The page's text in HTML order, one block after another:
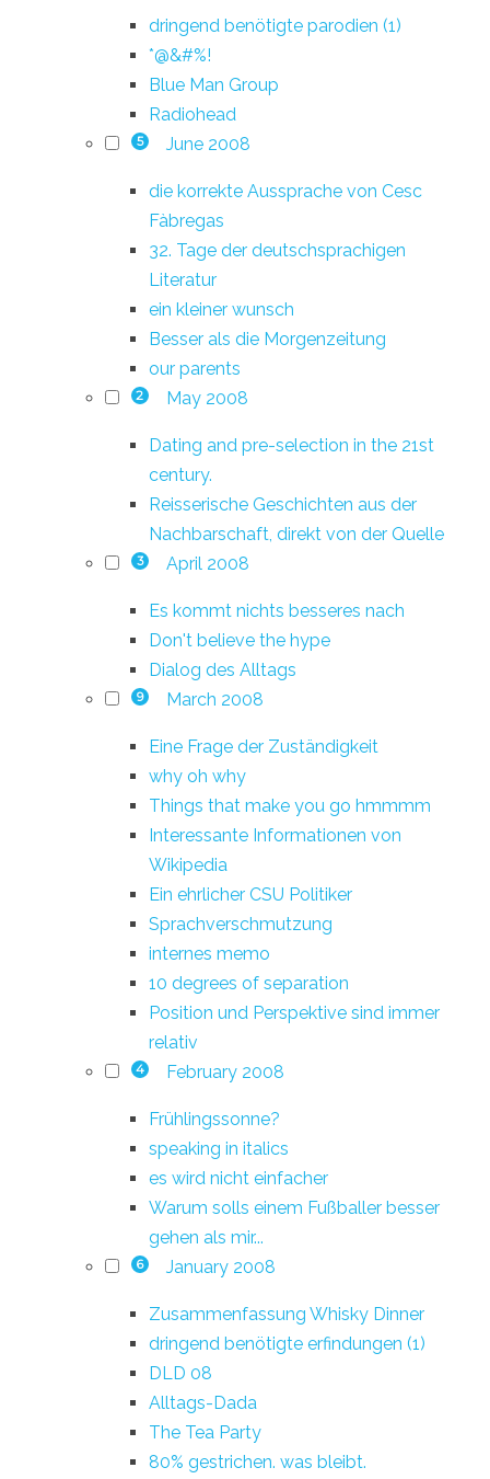
dringend benötigte parodien (1)
*@&#%!
Blue Man Group
Radiohead
5 June 2008
die korrekte Aussprache von Cesc
Fàbregas
32. Tage der deutschsprachigen
Literatur
ein kleiner wunsch
Besser als die Morgenzeitung
our parents
2 May 2008
Dating and pre-selection in the 21st
century.
Reisserische Geschichten aus der
Nachbarschaft, direkt von der Quelle
3 April 2008
Es kommt nichts besseres nach
Don't believe the hype
Dialog des Alltags
9 March 2008
Eine Frage der Zuständigkeit
why oh why
Things that make you go hmmmm
Interessante Informationen von
Wikipedia
Ein ehrlicher CSU Politiker
Sprachverschmutzung
internes memo
10 degrees of separation
Position und Perspektive sind immer
relativ
4 February 2008
Frühlingssonne?
speaking in italics
es wird nicht einfacher
Warum solls einem Fußballer besser
gehen als mir...
6 January 2008
Zusammenfassung Whisky Dinner
dringend benötigte erfindungen (1)
DLD 08
Alltags-Dada
The Tea Party
80% gestrichen. was bleibt.